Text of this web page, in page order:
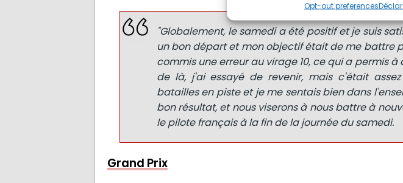
Opt-out preferences
"Globalement, le samedi a été positif et je suis
un bon départ et mon objectif était de me battre
commis une erreur au virage 10, ce qui a permis
de là, j'ai essayé de revenir, mais c'était
batailles en piste et je me sentais bien dans
bon résultat, et nous viserons à nous battre à
le pilote français à la fin de la journée du samedi.
Grand Prix